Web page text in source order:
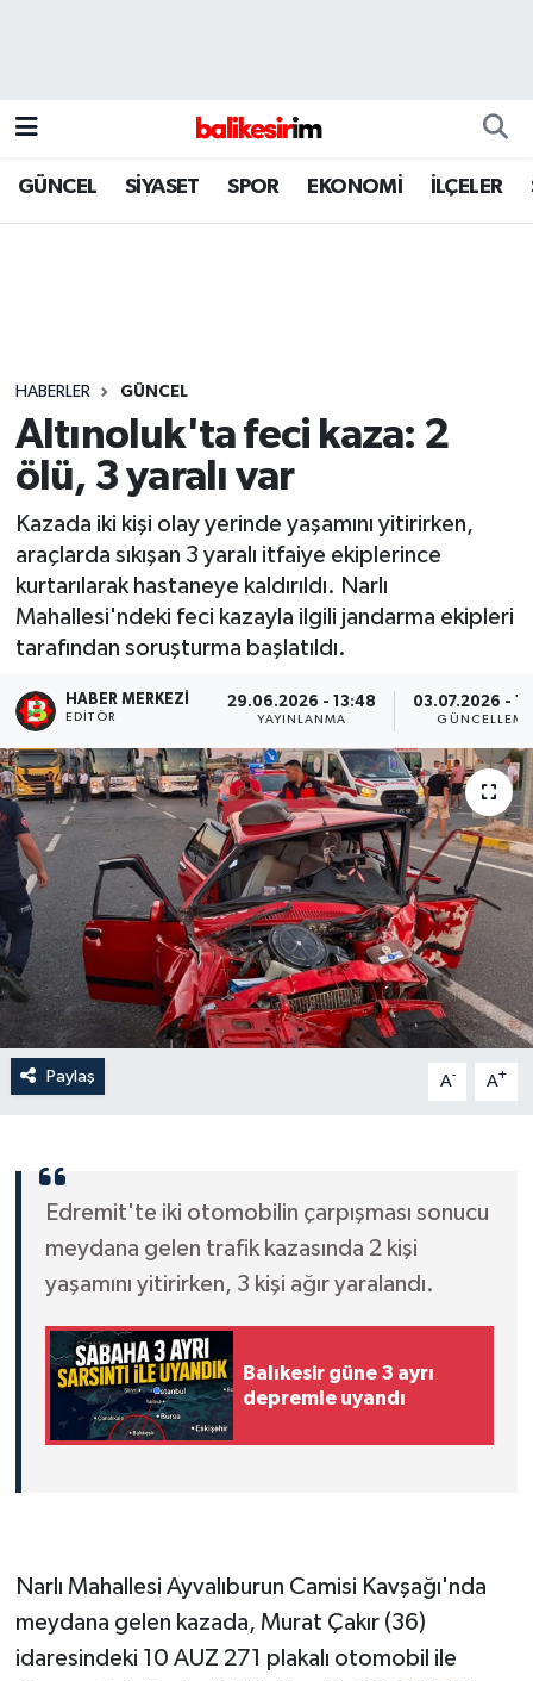
GÜNCEL SİYASET SPOR EKONOMİ İLÇELER
HABERLER GÜNCEL
Altınoluk'ta feci kaza: 2
ölü, 3 yaralı var
Kazada iki kişi olay yerinde yaşamını yitirirken,
araçlarda sıkışan 3 yaralı itfaiye ekiplerince
kurtarılarak hastaneye kaldırıldı. Narlı
Mahallesi'ndeki feci kazayla ilgili jandarma ekipleri
tarafından soruşturma başlatıldı.
HABER MERKEZI
EDITÖR
29.06.2026 - 13:48
YAYINLANMA
03.07.2026 -
GÜNCELLEME
Paylaş A- A+
Edremit'te iki otomobilin çarpışması sonucu
meydana gelen trafik kazasında 2 kişi
yaşamını yitirirken, 3 kişi ağır yaralandı.
Balıkesir güne 3 ayrı
depremle uyandı
Narlı Mahallesi Ayvalıburun Camisi Kavşağı'nda
meydana gelen kazada, Murat Çakır (36)
idaresindeki 10 AUZ 271 plakalı otomobil ile